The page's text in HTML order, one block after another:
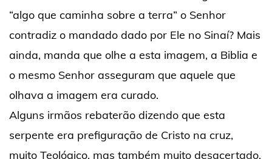
“algo que caminha sobre a terra” o Senhor
contradiz o mandado dado por Ele no Sinaí? Mais
ainda, manda que olhe a esta imagem, a Biblia e
o mesmo Senhor asseguram que aquele que
olhava a imagem era curado.
Alguns irmãos rebaterão dizendo que esta
serpente era prefiguração de Cristo na cruz,
muito Teológico, mas também muito desacertado.